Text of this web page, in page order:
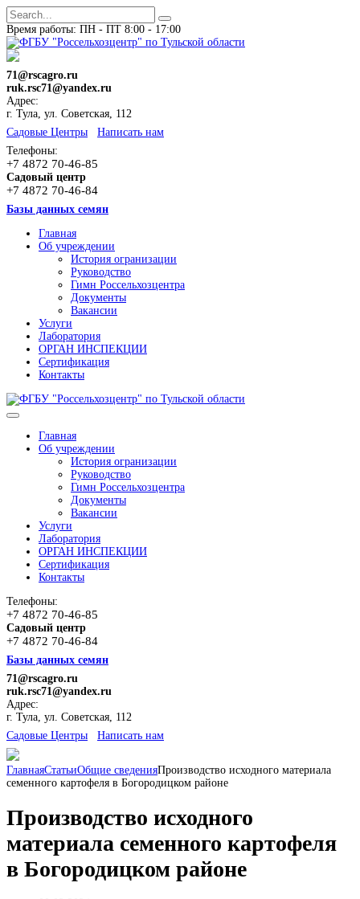
Время работы: ПН - ПТ 8:00 - 17:00
71@rscagro.ru
ruk.rsc71@yandex.ru
Адрес:
г. Тула, ул. Советская, 112
Cадовые Центры
Написать нам
Телефоны:
+7 4872 70-46-85
Садовый центр
+7 4872 70-46-84
Базы данных семян
Главная
Об учреждении
История огранизации
Руководство
Гимн Россельхозцентра
Документы
Вакансии
Услуги
Лаборатория
ОРГАН ИНСПЕКЦИИ
Сертификация
Контакты
Главная
Об учреждении
История огранизации
Руководство
Гимн Россельхозцентра
Документы
Вакансии
Услуги
Лаборатория
ОРГАН ИНСПЕКЦИИ
Сертификация
Контакты
Телефоны:
+7 4872 70-46-85
Садовый центр
+7 4872 70-46-84
Базы данных семян
71@rscagro.ru
ruk.rsc71@yandex.ru
Адрес:
г. Тула, ул. Советская, 112
Cадовые Центры
Написать нам
ГлавнаяСтатьиОбщие сведенияПроизводство исходного материала
семенного картофеля в Богородицком районе
Производство исходного
материала семенного картофеля
в Богородицком районе